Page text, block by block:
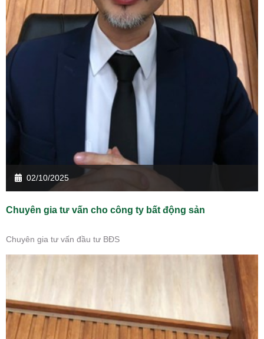
02/10/2025
Chuyên gia tư vấn cho công ty bất động sản
Chuyên gia tư vấn đầu tư BĐS